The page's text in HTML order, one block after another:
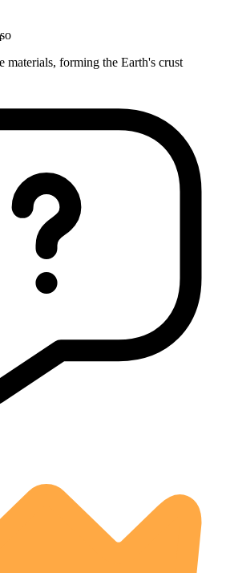
materials, forming the Earth's crust